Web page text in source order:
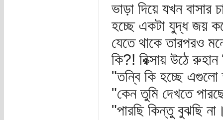
ভাড়া দিয়ে যখন বাসার
হচ্ছে একটা যুদ্ধ জয়
যেতে থাকে তারপরও
কি?! রিক্সায় উঠে
"তন্বি কি হচ্ছে
"কেন তুমি দেখতে
"পারছি কিন্তু বুঝছি